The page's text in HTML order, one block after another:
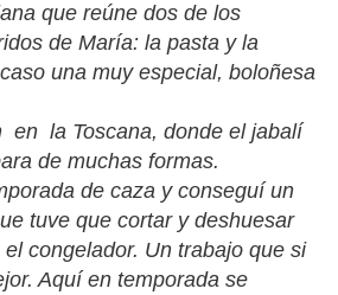
que reúne dos de los
de María: la pasta y la
una muy especial, boloñesa
en la Toscana, donde el jabalí
de muchas formas.
de caza y conseguí un
tuve que cortar y deshuesar
congelador. Un trabajo que si
Aquí en temporada se